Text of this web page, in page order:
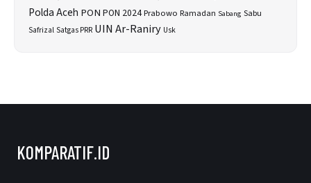
Polda Aceh PON PON 2024Prabowo Ramadan Sabang Sabu
SafrizalSatgas PRR UIN Ar-Raniry Usk
KOMPARATIF.ID